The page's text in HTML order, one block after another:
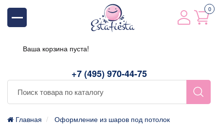
+7 (495) 970-44-75
0
Ваша корзина пуста!
Главная Оформление из шаров под потолок